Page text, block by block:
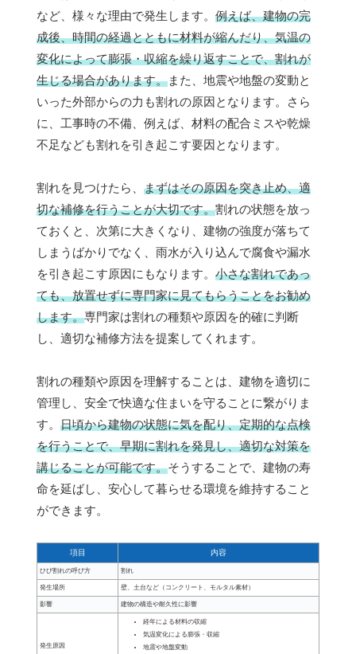
など、様々な理由で発生します。 例えば、建物の完
成後、時間の経過とともに材料が縮んだり、気温の
変化によって膨張・収縮を繰り返すことで、割れが
生じる場合があります。また、地震や地盤の変動と
いった外部からの力も割れの原因となります。さら
に、工事時の不備、例えば、材料の配合ミスや乾燥
不足なども割れを引き起こす要因となります。
割れを見つけたら、 まずはその原因を突き止め、適
切な補修を行うことが大切です。割れの状態を放っ
ておくと、次第に大きくなり、建物の強度が落ちて
しまうばかりでなく、雨水が入り込んで腐食や漏水
を引き起こす原因にもなります。 小さな割れであっ
ても、放置せずに専門家に見てもらうことをお勧め
します。専門家は割れの種類や原因を的確に判断
し、適切な補修方法を提案してくれます。
割れの種類や原因を理解することは、建物を適切に
管理し、安全で快適な住まいを守ることに繋がりま
す。 日頃から建物の状態に気を配り、定期的な点検
を行うことで、早期に割れを発見し、適切な対策を
講じることが可能です。そうすることで、建物の寿
命を延ばし、安心して暮らせる環境を維持すること
ができます。
項目 内容
ひび割れの呼び方 割れ
発生場所 壁、土台など（コンクリート、モルタル素材）
影響 建物の構造や耐久性に影響
発生原因
経年による材料の収縮
気温変化による膨張・収縮
地震や地盤変動